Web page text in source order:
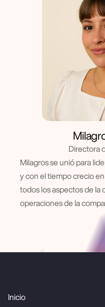
Directora
Milagros se unió para
y con el tiempo crecio
todos los aspectos de la
operaciones de la
Inicio